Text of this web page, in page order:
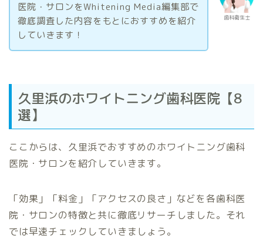
歯科衛生士
医院・サロンをWhitening Media編集部で
徹底調査した内容をもとにおすすめを紹介
していきます！
久里浜のホワイトニング歯科医院【8
選】
ここからは、久里浜でおすすめのホワイトニング歯科
医院・サロンを紹介していきます。
「効果」「料金」「アクセスの良さ」などを各歯科医
院・サロンの特徴と共に徹底リサーチしました。それ
では早速チェックしていきましょう。